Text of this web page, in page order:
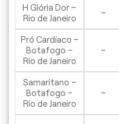
H Glória Dor –
Rio de Janeiro
–
Pró Cardíaco –
Botafogo –
Rio de Janeiro
–
Samaritano –
Botafogo –
Rio de Janeiro
–